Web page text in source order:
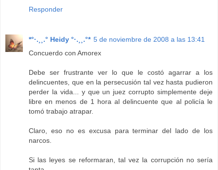
Responder
*°·.¸¸.° Heidy °·.¸¸.°* 5 de noviembre de 2008 a las 13:41
Concuerdo con Amorex
Debe ser frustrante ver lo que le costó agarrar a los
delincuentes, que en la persecusión tal vez hasta pudieron
perder la vida... y que un juez corrupto simplemente deje
libre en menos de 1 hora al delincuente que al policía le
tomó trabajo atrapar.
Claro, eso no es excusa para terminar del lado de los
narcos.
Si las leyes se reformaran, tal vez la corrupción no sería